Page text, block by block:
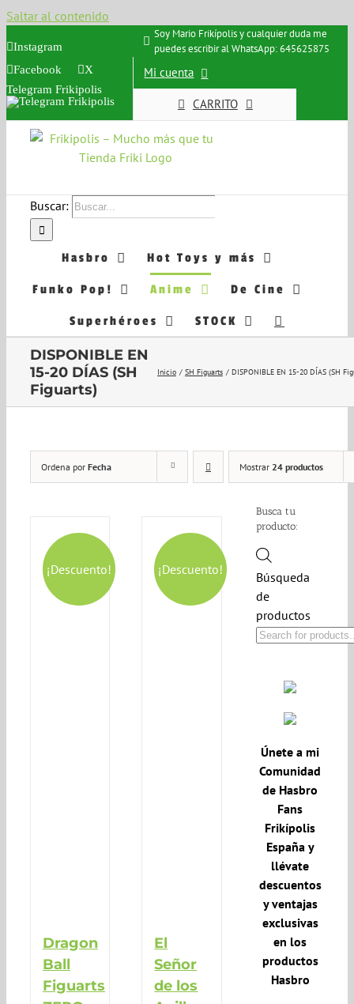
Saltar al contenido
Instagram
Facebook
X
Telegram Frikipolis
Soy Mario Frikípolis y cualquier duda me
puedes escribir al WhatsApp: 645625875
Mi cuenta
CARRITO
Buscar:
Hasbro Hot Toys y más
Funko Pop! Anime De Cine
Superhéroes STOCK
DISPONIBLE EN
15-20 DÍAS (SH
Figuarts)
Inicio SH Figuarts DISPONIBLE EN 15-20 DÍAS (SH
Ordena por Fecha Mostrar 24 productos
¡Descuento!
Dragon
Ball
Figuarts
¡Descuento!
El
Señor
de los
Busca tu
producto:
Búsqueda
de
productos
Únete a mi
Comunidad
de Hasbro
Fans
Frikípolis
España y
llévate
descuentos
y ventajas
exclusivas
en los
productos
Hasbro